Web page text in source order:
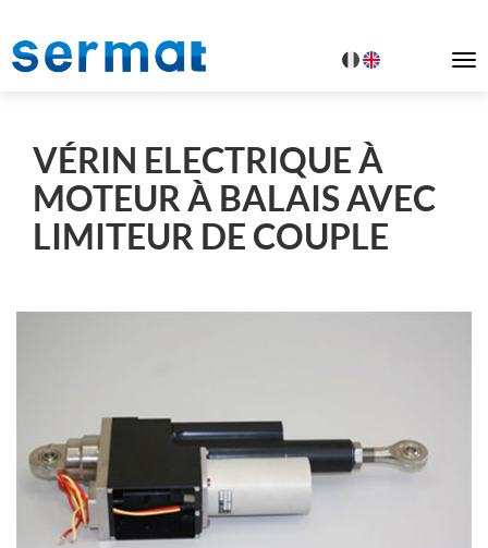
VÉRIN ELECTRIQUE À
MOTEUR À BALAIS AVEC
LIMITEUR DE COUPLE